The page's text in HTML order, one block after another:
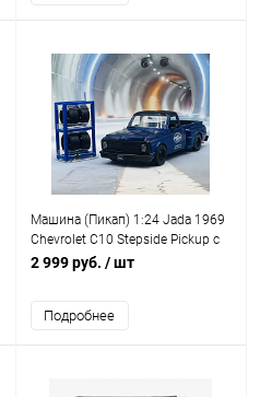
Машина (Пикап) 1:24 Jada 1969
Chevrolet C10 Stepside Pickup с
дополнительным комплектом
2 999 руб. / шт
Подробнее